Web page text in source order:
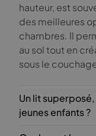
hauteur, est
des meilleures
chambres. Il
au sol tout en
sous le
Un lit
jeunes enfants ?